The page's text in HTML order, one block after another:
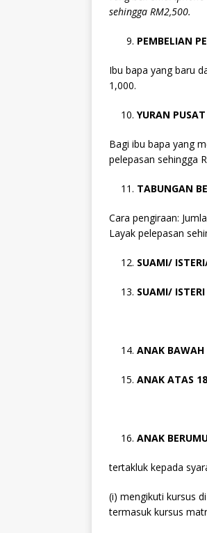
sehingga RM2,500.
PEMBELIAN
Ibu bapa yang baru
1,000.
YURAN
Bagi ibu bapa yang
pelepasan sehingga
TABUNGAN
Cara pengiraan:
Layak pelepasan
SUAMI/
SUAMI/
ANAK
ANAK ATAS
ANAK
tertakluk kepada
(i) mengikuti kursus
termasuk kursus